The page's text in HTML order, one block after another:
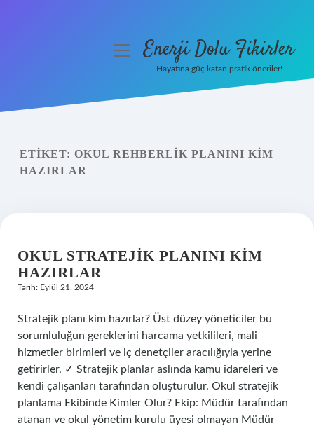
Yasal Uyarı
menüyüEnerji Dolu Fikirler
Hayatına güç katan pratik öneriler!
ETIKET: OKUL REHBERLIK PLANINI KIM
HAZIRLAR
OKUL STRATEJIK PLANINI KIM
HAZIRLAR
Tarih: Eylül 21, 2024
Stratejik planı kim hazırlar? Üst düzey yöneticiler bu
sorumluluğun gereklerini harcama yetkilileri, mali
hizmetler birimleri ve iç denetçiler aracılığıyla yerine
getirirler. ✓ Stratejik planlar aslında kamu idareleri ve
kendi çalışanları tarafından oluşturulur. Okul stratejik
planlama Ekibinde Kimler Olur? Ekip: Müdür tarafından
atanan ve okul yönetim kurulu üyesi olmayan Müdür